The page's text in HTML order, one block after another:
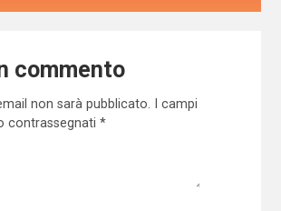
commento
non sarà pubblicato.
I campi
contrassegnati *